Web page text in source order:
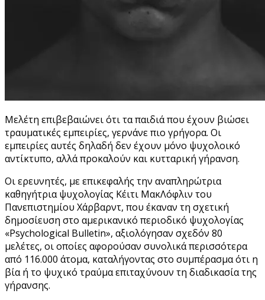
Mελέτη επιβεβαιώνει ότι τα παιδιά που έχουν βιώσει
τραυματικές εμπειρίες, γερνάνε πιο γρήγορα. Οι
εμπειρίες αυτές δηλαδή δεν έχουν μόνο ψυχολοικό
αντίκτυπο, αλλά προκαλούν και κυτταρική γήρανση.
Οι ερευνητές, με επικεφαλής την αναπληρώτρια
καθηγήτρια ψυχολογίας Κέιτι ΜακΛόφλιν του
Πανεπιστημίου Χάρβαρντ, που έκαναν τη σχετική
δημοσίευση στο αμερικανικό περιοδικό ψυχολογίας
«Psychological Bulletin», αξιολόγησαν σχεδόν 80
μελέτες, οι οποίες αφορούσαν συνολικά περισσότερα
από 116.000 άτομα, καταλήγοντας στο συμπέρασμα ότι η
βία ή το ψυχικό τραύμα επιταχύνουν τη διαδικασία της
γήρανσης.